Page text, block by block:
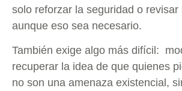
solo reforzar la seguridad o revisar
aunque eso sea necesario.
También exige algo más difícil:
recuperar la idea de que quienes
no son una amenaza existencial,